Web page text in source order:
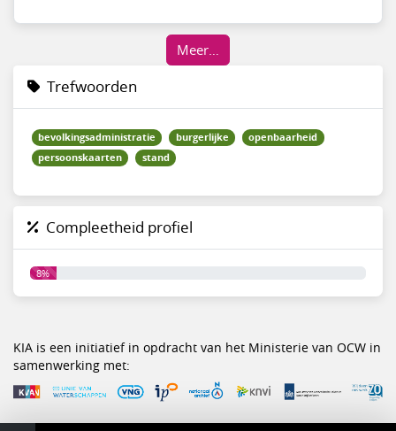
Meer…
Trefwoorden
bevolkingsadministratie burgerlijke
openbaarheid
persoonskaarten
stand
Compleetheid profiel
8%
KIA is een initiatief in opdracht van het Ministerie van OCW in
samenwerking met: